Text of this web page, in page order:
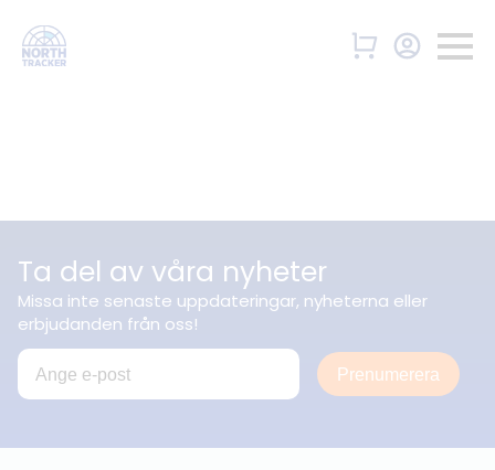
Ta del av våra nyheter
Missa inte senaste uppdateringar, nyheterna eller
erbjudanden från oss!
Prenumerera